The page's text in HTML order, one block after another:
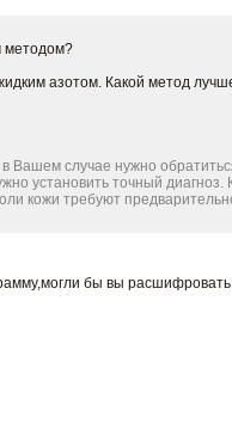
методом?
азотом. Какой метод
Вашем случае нужно
установить точный диагноз.
кожи требуют
бы вы